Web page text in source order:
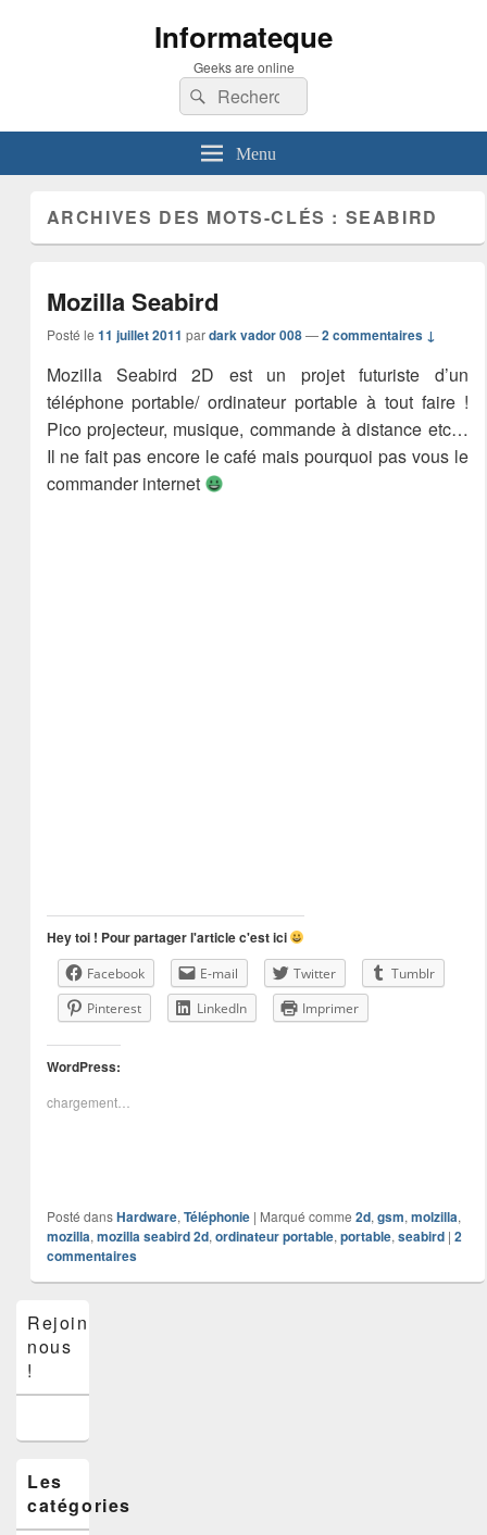
Informateque
Geeks are online
Recherche :
Rechercher
Menu
ARCHIVES DES MOTS-CLÉS : SEABIRD
Mozilla Seabird
Posté le 11 juillet 2011 pardark vador 008 —2 commentaires ↓
Mozilla Seabird 2D est un projet futuriste d’un
téléphone portable/ ordinateur portable à tout faire !
Pico projecteur, musique, commande à distance etc…
Il ne fait pas encore le café mais pourquoi pas vous le
commander internet
Hey toi ! Pour partager l'article c'est ici
Facebook E-mail Twitter
Tumblr
Pinterest
LinkedIn Imprimer
WordPress:
chargement…
Posté dans Hardware, Téléphonie | Marqué comme 2d, gsm, molzilla,
mozilla, mozilla seabird 2d, ordinateur portable, portable, seabird | 2
commentaires
principale
de
widget
latérale
Rejoins-
nous
!
Les
catégories